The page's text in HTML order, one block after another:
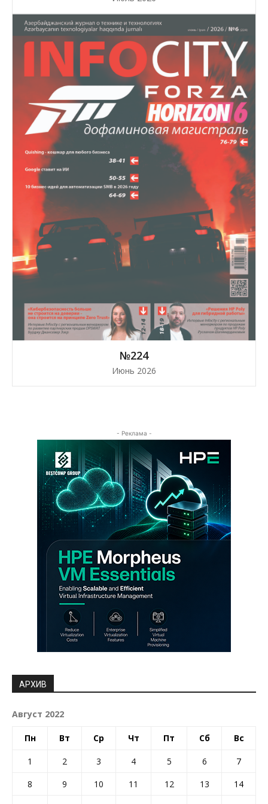
№224
Июнь 2026
- Реклама -
АРХИВ
Август 2022
Пн Вт Ср Чт Пт Сб Вс
1 2 3 4 5 6
7
8
9 10 11 12 13
14